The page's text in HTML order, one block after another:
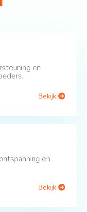
en
Bekijk
en
Bekijk